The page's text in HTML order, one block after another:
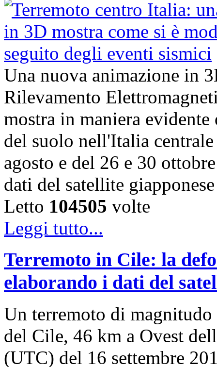
Una nuova animazione in
Rilevamento
mostra in maniera
del suolo nell'Italia
agosto e del 26 e 30
dati del satellite
Letto 104505 volte
Leggi tutto...
Terremoto in Cile: la
elaborando i dati del
Un terremoto di
del Cile, 46 km a Ovest
(UTC) del 16 settembre